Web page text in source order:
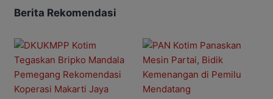
Berita Rekomendasi